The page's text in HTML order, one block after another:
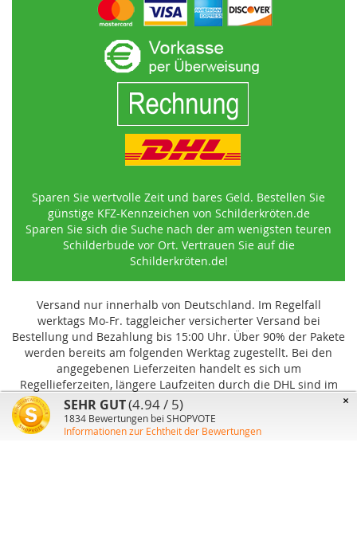
Sparen Sie wertvolle Zeit und bares Geld. Bestellen Sie
günstige KFZ-Kennzeichen von Schilderkröten.de
Sparen Sie sich die Suche nach der am wenigsten teuren
Schilderbude vor Ort. Vertrauen Sie auf die
Schilderkröten.de!
Versand nur innerhalb von Deutschland. Im Regelfall
werktags Mo-Fr. taggleicher versicherter Versand bei
Bestellung und Bezahlung bis 15:00 Uhr. Über 90% der Pakete
werden bereits am folgenden Werktag zugestellt. Bei den
angegebenen Lieferzeiten handelt es sich um
Regellieferzeiten, längere Laufzeiten durch die DHL sind im
Einzelfall möglich und können von uns nicht beeinflusst
werden.
×
SEHR GUT(4.94 / 5)
1834 Bewertungen bei SHOPVOTE
Informationen zur Echtheit der Bewertungen